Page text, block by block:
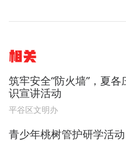
相关
筑牢安全“防火墙”，夏
识宣讲活动
平谷区文明办
青少年桃树管护研学活动